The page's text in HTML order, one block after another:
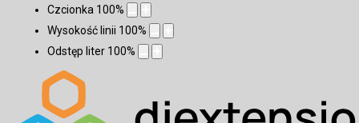
Czcionka 100%
Wysokość linii 100%
Odstęp liter 100%